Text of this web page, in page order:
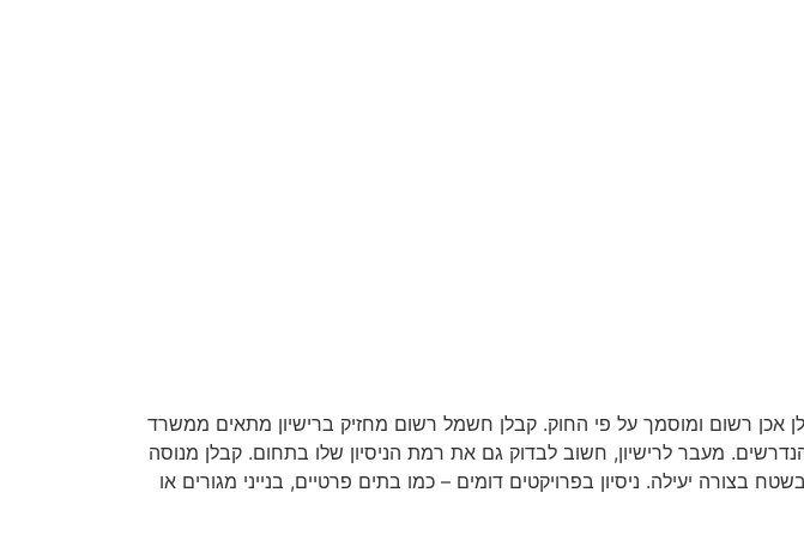
אכן רשום ומוסמך על פי החוק. קבלן חשמל רשום מחזיק ברישיון מתאים ממשרד
מעבר לרישיון, חשוב לבדוק גם את רמת הניסיון שלו בתחום. קבלן מנוסה
יעילה. ניסיון בפרויקטים דומים – כמו בתים פרטיים, בנייני מגורים או